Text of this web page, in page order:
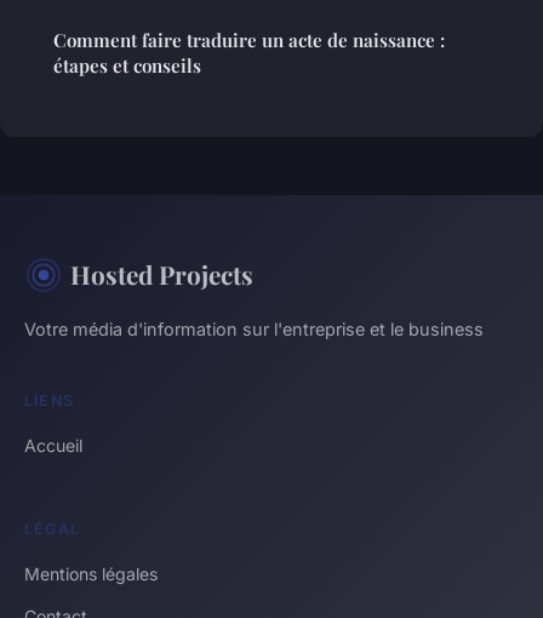
Comment faire traduire un acte de naissance :
étapes et conseils
Hosted Projects
Votre média d'information sur l'entreprise et le business
LIENS
Accueil
LÉGAL
Mentions légales